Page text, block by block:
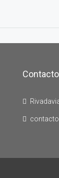
Contacto